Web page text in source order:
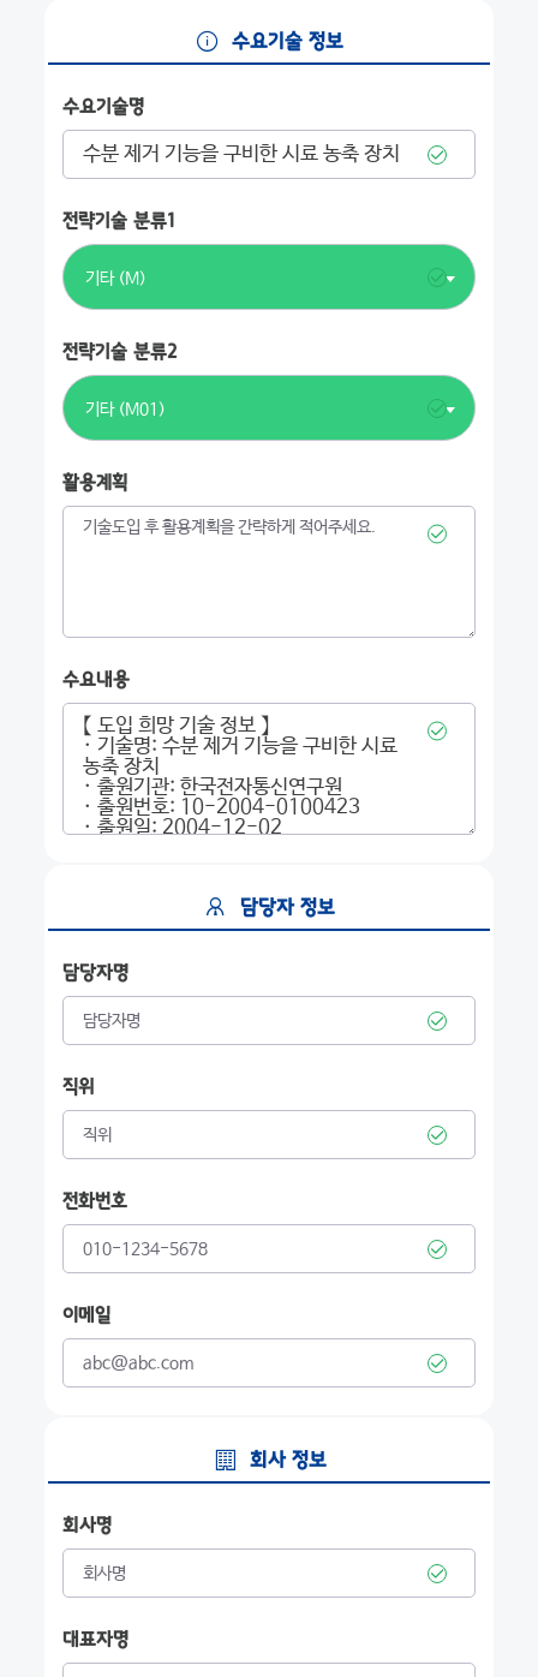
수요기술 정보
수요기술명
전략기술 분류1
기타 (M)
전략기술 분류2
기타 (M01)
활용계획
수요내용
담당자 정보
담당자명
직위
전화번호
이메일
회사 정보
회사명
대표자명